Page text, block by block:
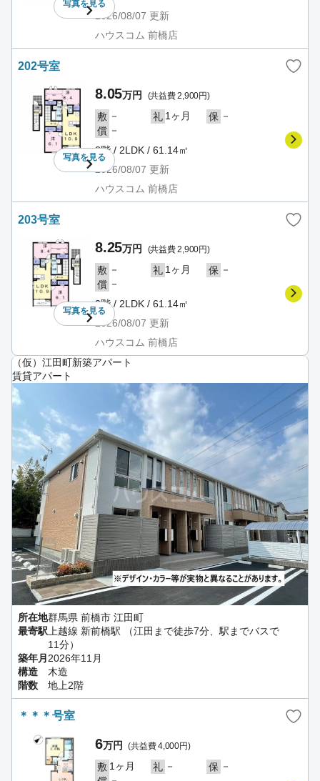
写真を見る
2026/08/07 更新
ハウスコム 前橋店
202号室
写真を見る
8.05万円 (共益費 2,900円)
敷 － 礼 1ヶ月 保 －
償 －
2階 / 2LDK / 61.14㎡
2026/08/07 更新
ハウスコム 前橋店
203号室
写真を見る
8.25万円 (共益費 2,900円)
敷 － 礼 1ヶ月 保 －
償 －
2階 / 2LDK / 61.14㎡
2026/08/07 更新
ハウスコム 前橋店
（仮）江田町新築アパート
賃貸アパート
所在地群馬県 前橋市 江田町
最寄駅 上越線 新前橋駅 （江田まで徒歩7分、駅までバスで
11分）
築年月 2026年11月
構造
木造
階数
地上2階
＊＊＊号室
6万円 (共益費 4,000円)
敷 1ヶ月 礼 － 保 －